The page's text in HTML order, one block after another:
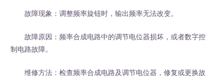
故障现象：调整频率旋钮时，输出频率无法改变。
故障原因：频率合成电路中的调节电位器损坏，或者数字控
制电路故障。
维修方法：检查频率合成电路及调节电位器，修复或更换故